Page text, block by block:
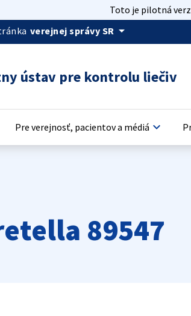
Toto je pilotná
verejnej správy SR arrow_drop_down
ústav pre kontrolu liečiv
Pre verejnosť, pacientov a médiá keyboard_arrow_down
89547